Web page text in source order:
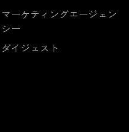
マーケティングエージェン
シー
ダイジェスト